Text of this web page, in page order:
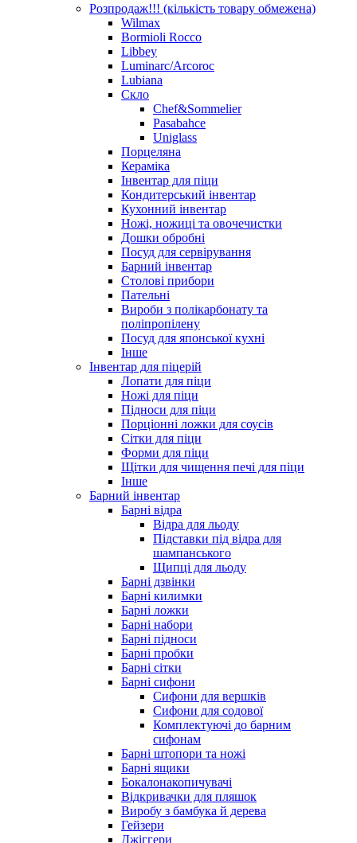
Розпродаж!!! (кількість товару обмежена)
Wilmax
Bormioli Rocco
Libbey
Luminarc/Arcoroc
Lubiana
Скло
Chef&Sommelier
Pasabahce
Uniglass
Порцеляна
Кераміка
Інвентар для піци
Кондитерський інвентар
Кухонний інвентар
Ножі, ножиці та овочечистки
Дошки обробні
Посуд для сервірування
Барний інвентар
Столові прибори
Пательні
Вироби з полікарбонату та
поліпропілену
Посуд для японської кухні
Інше
Інвентар для піцерій
Лопати для піци
Ножі для піци
Підноси для піци
Порціонні ложки для соусів
Сітки для піци
Форми для піци
Щітки для чищення печі для піци
Інше
Барний інвентар
Барні відра
Відра для льоду
Підставки під відра для
шампанського
Щипці для льоду
Барні дзвінки
Барні килимки
Барні ложки
Барні набори
Барні підноси
Барні пробки
Барні сітки
Барні сифони
Сифони для вершків
Сифони для содової
Комплектуючі до барним
сифонам
Барні штопори та ножі
Барні ящики
Бокалонакопичувачі
Відкривачки для пляшок
Виробу з бамбука й дерева
Гейзери
Джіггери